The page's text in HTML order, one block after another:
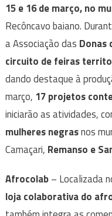
15 e 16 de março, no
Recôncavo baiano.
a Associação das Donas
circuito de feiras
dando destaque à
março, 17 projetos
iniciarão as atividades,
mulheres negrasnos
Camaçari, Remanso e
Afrocolab– Localizada
loja colaborativa do